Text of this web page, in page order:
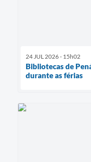
24 JUL 2026 - 15h02
Bibliotecas de
durante as férias